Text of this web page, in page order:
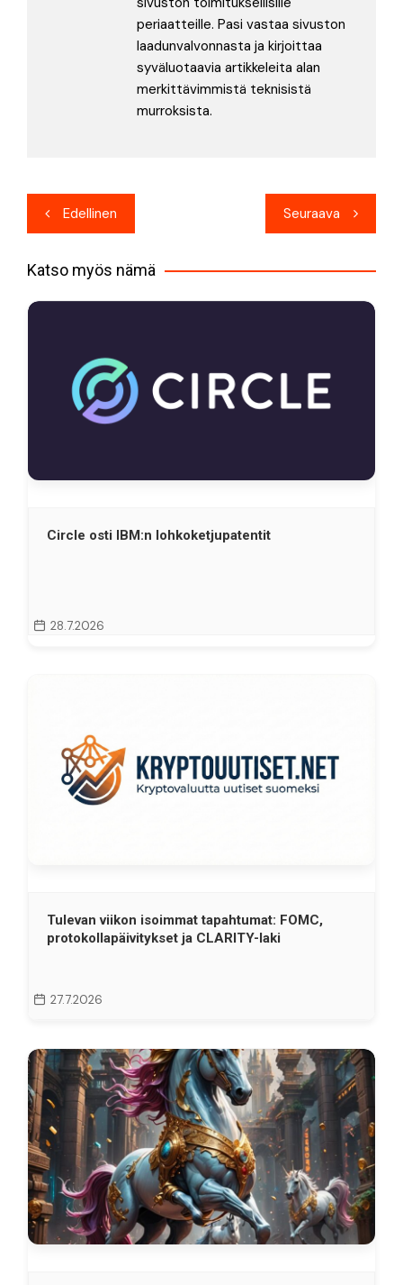
periaatteille. Pasi vastaa sivuston
laadunvalvonnasta ja kirjoittaa
syväluotaavia artikkeleita alan
merkittävimmistä teknisistä
murroksista.
Artikkelien
selaus
Edellinen Seuraava
Katso myös nämä
Circle osti IBM:n lohkoketjupatentit
28.7.2026
Tulevan viikon isoimmat tapahtumat: FOMC,
protokollapäivitykset ja CLARITY-laki
27.7.2026